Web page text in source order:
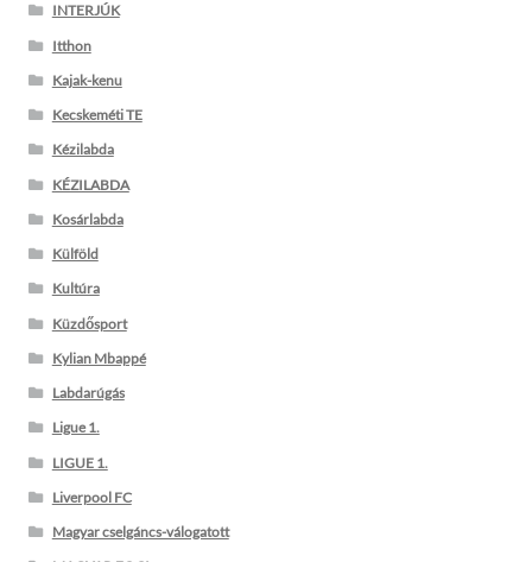
INTERJÚK
Itthon
Kajak-kenu
Kecskeméti TE
Kézilabda
KÉZILABDA
Kosárlabda
Külföld
Kultúra
Küzdősport
Kylian Mbappé
Labdarúgás
Ligue 1.
LIGUE 1.
Liverpool FC
Magyar cselgáncs-válogatott